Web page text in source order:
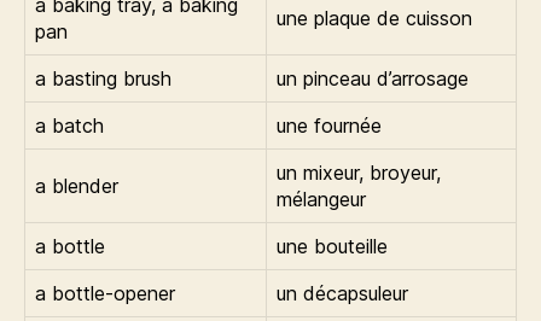
a baking tray, a baking
pan
une plaque de cuisson
a basting brush
un pinceau d’arrosage
a batch
une fournée
a blender
un mixeur, broyeur,
mélangeur
a bottle
une bouteille
a bottle-opener
un décapsuleur